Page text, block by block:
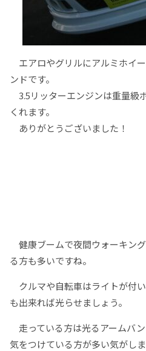
エアロやグリルにアルミホイ
ンドです。
3.5リッターエンジンは重量級
くれます。
ありがとうございました！
健康ブームで夜間ウォーキン
る方も多いですね。
クルマや自転車はライトが付
も出来れば光らせましょう。
走っている方は光るアームバ
気をつけている方が多い気がしま